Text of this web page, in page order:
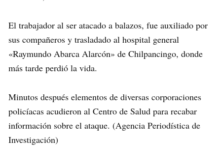
El trabajador al ser atacado a balazos, fue auxiliado por
sus compañeros y trasladado al hospital general
«Raymundo Abarca Alarcón» de Chilpancingo, donde
más tarde perdió la vida.
Minutos después elementos de diversas corporaciones
policíacas acudieron al Centro de Salud para recabar
información sobre el ataque. (Agencia Periodística de
Investigación)